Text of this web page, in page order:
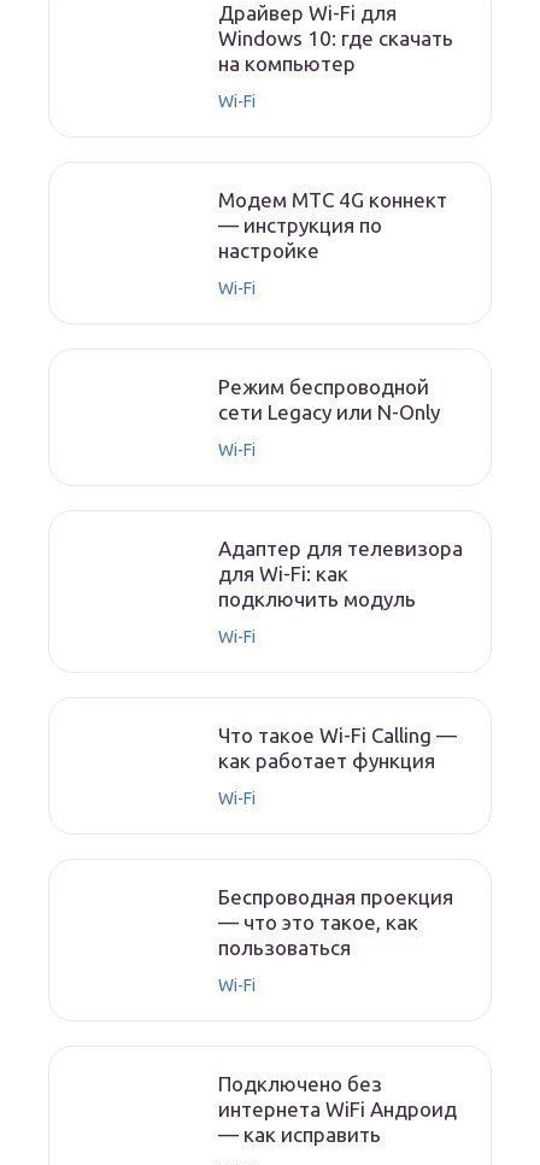
Драйвер Wi-Fi для
Windows 10: где скачать
на компьютер
Wi-Fi
Модем МТС 4G коннект
— инструкция по
настройке
Wi-Fi
Режим беспроводной
сети Legacy или N-Only
Wi-Fi
Адаптер для телевизора
для Wi-Fi: как
подключить модуль
Wi-Fi
Что такое Wi-Fi Calling —
как работает функция
Wi-Fi
Беспроводная проекция
— что это такое, как
пользоваться
Wi-Fi
Подключено без
интернета WiFi Андроид
— как исправить